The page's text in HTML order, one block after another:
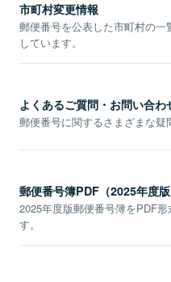
市町村変更情報
郵便番号を公表した市町村の
しています。
よくあるご質問・お問い合わ
郵便番号に関するさまざまな疑
郵便番号簿PDF（2025年度版
2025年度版郵便番号簿をPDF
す。